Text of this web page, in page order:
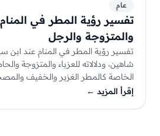
عام
تفسير رؤية المطر في المنام
والمتزوجة والرجل
تفسير رؤية المطر في المنام عند ابن
شاهين، ودلالاته للعزباء والمتزوجة
الخاصة كالمطر الغزير والخفيف
إقرأ المزيد ←